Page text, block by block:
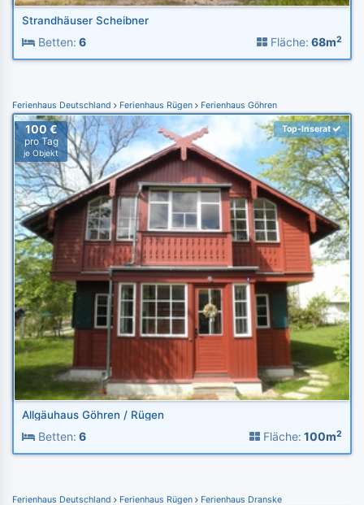
Strandhäuser Scheibner
Betten: 6 Fläche: 68m2
Ferienhaus Deutschland Ferienhaus Rügen Ferienhaus Göhren
100 €
pro Tag
je Objekt
Top-Inserat
Allgäuhaus Göhren / Rügen
Betten: 6 Fläche: 100m2
Ferienhaus Deutschland Ferienhaus Rügen Ferienhaus Dranske